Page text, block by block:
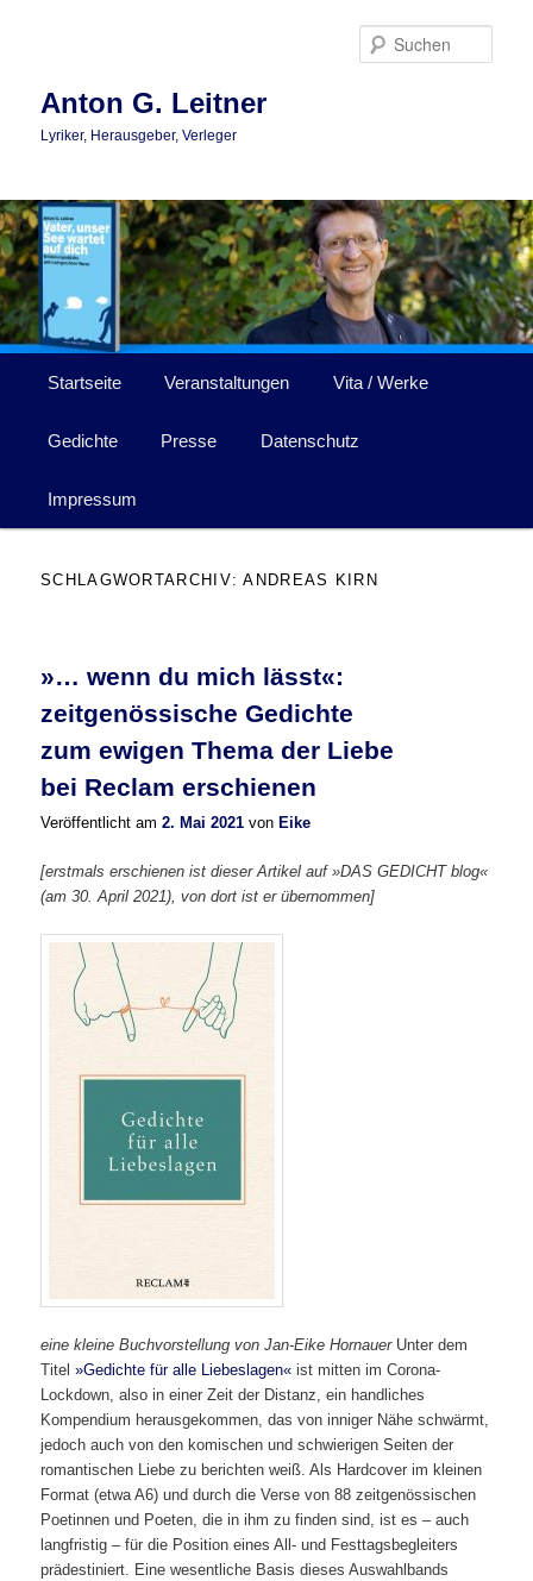
Anton G. Leitner
Lyriker, Herausgeber, Verleger
Startseite Veranstaltungen Vita / Werke
Gedichte Presse Datenschutz
Impressum
SCHLAGWORTARCHIV:ANDREAS KIRN
»… wenn du mich lässt«:
zeitgenössische Gedichte
zum ewigen Thema der Liebe
bei Reclam erschienen
Veröffentlicht am2. Mai 2021 von Eike
[erstmals erschienen ist dieser Artikel auf »DAS GEDICHT blog«
(am 30. April 2021), von dort ist er übernommen]
eine kleine Buchvorstellung von Jan-Eike HornauerUnter dem
Titel»Gedichte für alle Liebeslagen« ist mitten im Corona-
Lockdown, also in einer Zeit der Distanz, ein handliches
Kompendium herausgekommen, das von inniger Nähe schwärmt,
jedoch auch von den komischen und schwierigen Seiten der
romantischen Liebe zu berichten weiß. Als Hardcover im kleinen
Format (etwa A6) und durch die Verse von 88 zeitgenössischen
Poetinnen und Poeten, die in ihm zu finden sind, ist es – auch
langfristig – für die Position eines All- und Festtagsbegleiters
prädestiniert. Eine wesentliche Basis dieses Auswahlbands